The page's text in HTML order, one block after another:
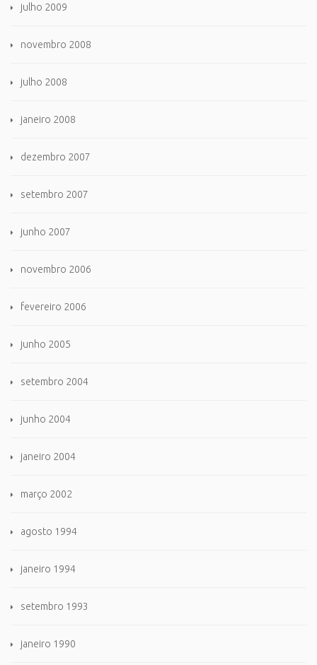
julho 2009
novembro 2008
julho 2008
janeiro 2008
dezembro 2007
setembro 2007
junho 2007
novembro 2006
fevereiro 2006
junho 2005
setembro 2004
junho 2004
janeiro 2004
março 2002
agosto 1994
janeiro 1994
setembro 1993
janeiro 1990